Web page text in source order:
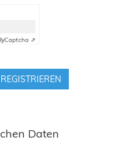
Captcha ⇗
REGISTRIEREN
Daten